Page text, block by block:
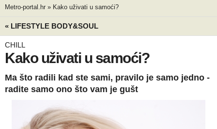
Metro-portal.hr » Kako uživati u samoći?
« LIFESTYLE BODY&SOUL
CHILL
Kako uživati u samoći?
Ma što radili kad ste sami, pravilo je samo jedno -
radite samo ono što vam je gušt